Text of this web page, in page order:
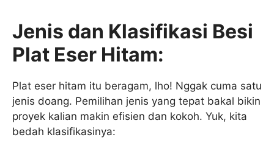
Jenis dan Klasifikasi Besi
Plat Eser Hitam:
Plat eser hitam itu beragam, lho! Nggak cuma satu
jenis doang. Pemilihan jenis yang tepat bakal bikin
proyek kalian makin efisien dan kokoh. Yuk, kita
bedah klasifikasinya: